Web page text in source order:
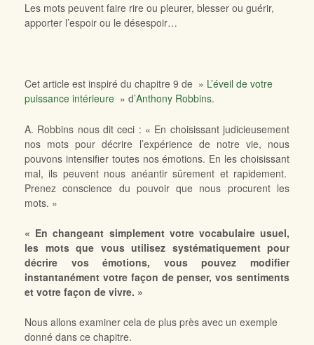
Les mots peuvent faire rire ou pleurer, blesser ou guérir,
apporter l’espoir ou le désespoir…
Cet article est inspiré du chapitre 9 de » L’éveil de votre
puissance intérieure » d’Anthony Robbins.
A. Robbins nous dit ceci : « En choisissant judicieusement
nos mots pour décrire l’expérience de notre vie, nous
pouvons intensifier toutes nos émotions. En les choisissant
mal, ils peuvent nous anéantir sûrement et rapidement.
Prenez conscience du pouvoir que nous procurent les
mots. »
« En changeant simplement votre vocabulaire usuel,
les mots que vous utilisez systématiquement pour
décrire vos émotions, vous pouvez modifier
instantanément votre façon de penser, vos sentiments
et votre façon de vivre. »
Nous allons examiner cela de plus près avec un exemple
donné dans ce chapitre.